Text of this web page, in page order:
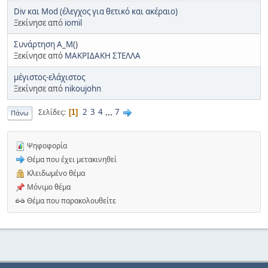
Div και Mod (έλεγχος για θετικό και ακέραιο)
Ξεκίνησε από iomil
Συνάρτηση Α_Μ()
Ξεκίνησε από ΜΑΚΡΙΔΑΚΗ ΣΤΕΛΛΑ
μέγιστος-ελάχιστος
Ξεκίνησε από nikoujohn
Πάνω Σελίδες 1 2 3 4 ... 7
Ψηφοφορία
Θέμα που έχει μετακινηθεί
Κλειδωμένο θέμα
Μόνιμο θέμα
Θέμα που παρακολουθείτε